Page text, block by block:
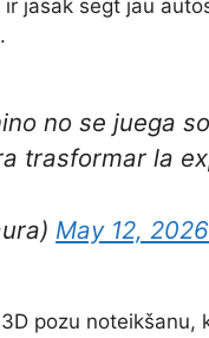
jāsāk segt jau
no se juega
trasformar la
May 12, 2026
pozu